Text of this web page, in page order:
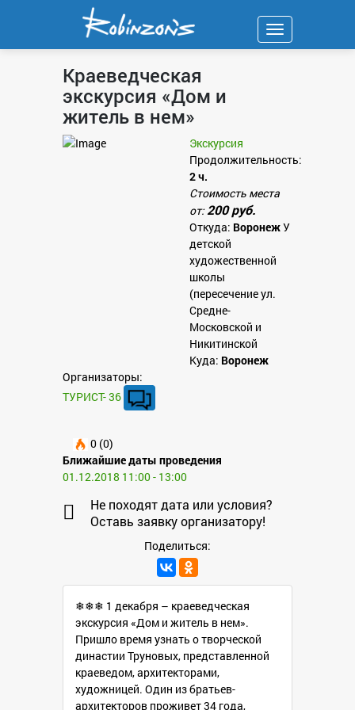
Навигация
Краеведческая
экскурсия «Дом и
житель в нем»
Экскурсия
Продолжительность:
2 ч.
Стоимость места
от: 200 руб.
Откуда: ВоронежУ
детской
художественной
школы
(пересечение ул.
Средне-
Московской и
Никитинской
Куда: Воронеж
Организаторы:
ТУРИСТ- 36
0 (0)
Ближайшие даты проведения
01.12.2018 11:00 - 13:00
Не походят дата или условия?
Оставь заявку организатору!
Поделиться:
❄❄❄ 1 декабря – краеведческая
экскурсия «Дом и житель в нем».
Пришло время узнать о творческой
династии Труновых, представленной
краеведом, архитекторами,
художницей. Один из братьев-
архитекторов проживет 34 года,